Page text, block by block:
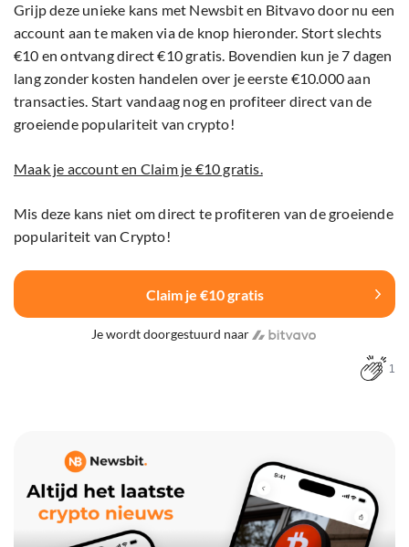
Grijp deze unieke kans met Newsbit en Bitvavo door nu een
account aan te maken via de knop hieronder. Stort slechts
€10 en ontvang direct €10 gratis. Bovendien kun je 7 dagen
lang zonder kosten handelen over je eerste €10.000 aan
transacties. Start vandaag nog en profiteer direct van de
groeiende populariteit van crypto!
Maak je account en Claim je €10 gratis.
Mis deze kans niet om direct te profiteren van de groeiende
populariteit van Crypto!
Claim je €10 gratis
Je wordt doorgestuurd naar
1